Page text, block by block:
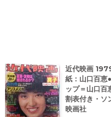
近代映画
紙：山口百恵
ップ＝山口百
割表付き・ソ
映画社